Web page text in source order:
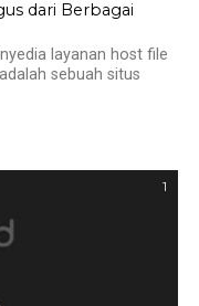
dari Berbagai
layanan host file
sebuah situs
1